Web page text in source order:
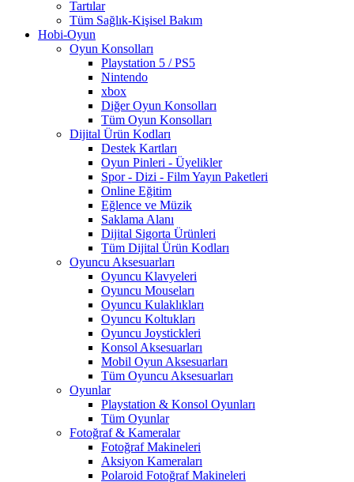
Tartılar
Tüm Sağlık-Kişisel Bakım
Hobi-Oyun
Oyun Konsolları
Playstation 5 / PS5
Nintendo
xbox
Diğer Oyun Konsolları
Tüm Oyun Konsolları
Dijital Ürün Kodları
Destek Kartları
Oyun Pinleri - Üyelikler
Spor - Dizi - Film Yayın Paketleri
Online Eğitim
Eğlence ve Müzik
Saklama Alanı
Dijital Sigorta Ürünleri
Tüm Dijital Ürün Kodları
Oyuncu Aksesuarları
Oyuncu Klavyeleri
Oyuncu Mouseları
Oyuncu Kulaklıkları
Oyuncu Koltukları
Oyuncu Joystickleri
Konsol Aksesuarları
Mobil Oyun Aksesuarları
Tüm Oyuncu Aksesuarları
Oyunlar
Playstation & Konsol Oyunları
Tüm Oyunlar
Fotoğraf & Kameralar
Fotoğraf Makineleri
Aksiyon Kameraları
Polaroid Fotoğraf Makineleri